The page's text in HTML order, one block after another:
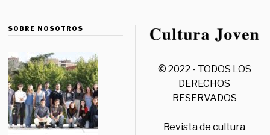
SOBRE NOSOTROS
© 2022 - TODOS LOS
DERECHOS
RESERVADOS
Revista de cultura